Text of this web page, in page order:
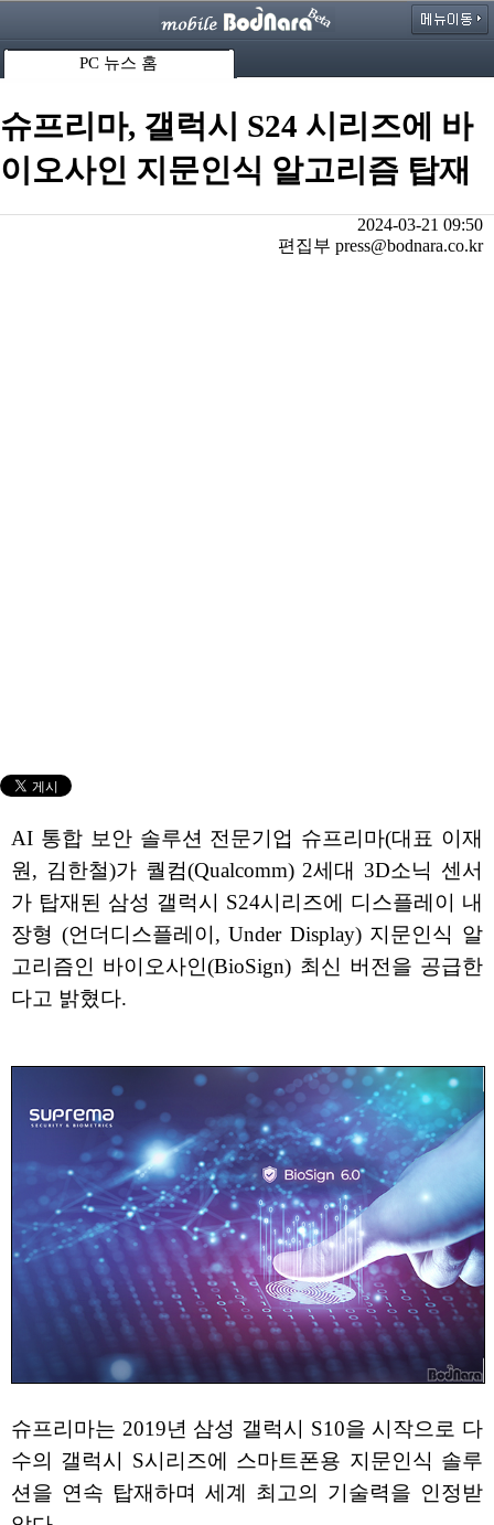
PC 뉴스 홈
슈프리마, 갤럭시 S24 시리즈에 바
이오사인 지문인식 알고리즘 탑재
2024-03-21 09:50
편집부 press@bodnara.co.kr
AI 통합 보안 솔루션 전문기업 슈프리마(대표 이재
원, 김한철)가 퀄컴(Qualcomm) 2세대 3D소닉 센서
가 탑재된 삼성 갤럭시 S24시리즈에 디스플레이 내
장형 (언더디스플레이, Under Display) 지문인식 알
고리즘인 바이오사인(BioSign) 최신 버전을 공급한
다고 밝혔다.
슈프리마는 2019년 삼성 갤럭시 S10을 시작으로 다
수의 갤럭시 S시리즈에 스마트폰용 지문인식 솔루
션을 연속 탑재하며 세계 최고의 기술력을 인정받